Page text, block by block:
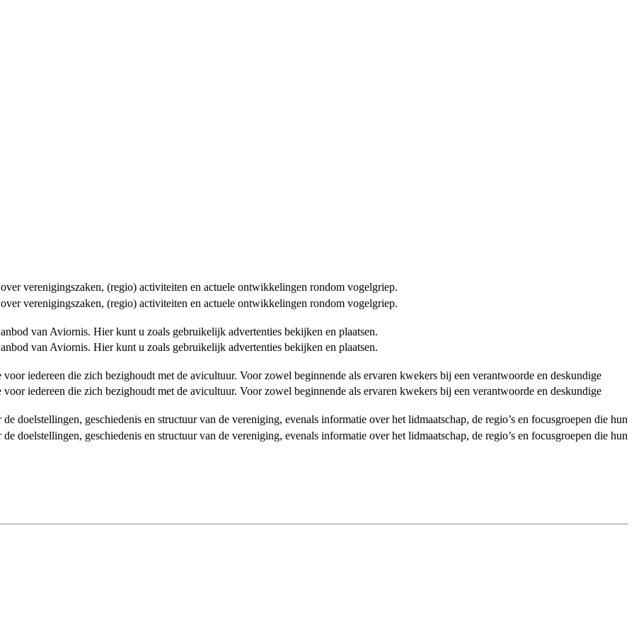
verenigingszaken, (regio) activiteiten en actuele ontwikkelingen rondom vogelgriep.
verenigingszaken, (regio) activiteiten en actuele ontwikkelingen rondom vogelgriep.
van Aviornis. Hier kunt u zoals gebruikelijk advertenties bekijken en plaatsen.
van Aviornis. Hier kunt u zoals gebruikelijk advertenties bekijken en plaatsen.
iedereen die zich bezighoudt met de avicultuur. Voor zowel beginnende als ervaren kwekers bij een verantwoorde en deskundige
iedereen die zich bezighoudt met de avicultuur. Voor zowel beginnende als ervaren kwekers bij een verantwoorde en deskundige
doelstellingen, geschiedenis en structuur van de vereniging, evenals informatie over het lidmaatschap, de regio’s en focusgroepen die hun
doelstellingen, geschiedenis en structuur van de vereniging, evenals informatie over het lidmaatschap, de regio’s en focusgroepen die hun